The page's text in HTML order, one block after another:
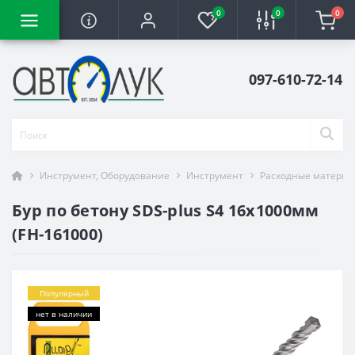
0 0 0
097-610-72-14
Инструмент, Оборудование Инструмент Расходные
Бур по бетону SDS-plus S4 16x1000мм
(FH-161000)
Популярный
нет в наличии